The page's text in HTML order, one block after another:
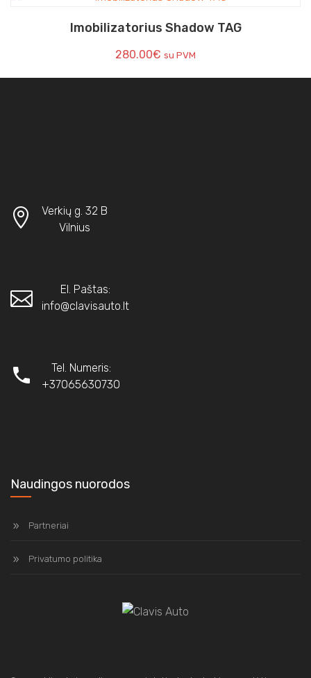
Imobilizatorius Shadow TAG
280.00€ su PVM
Verkių g. 32 B
Vilnius
El. Paštas:
info@clavisauto.lt
Tel. Numeris:
+37065630730
Naudingos nuorodos
Partneriai
Privatumo politika